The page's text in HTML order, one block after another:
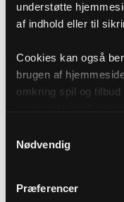
understøtte
af indhold eller til
Cookies kan også
brugen af
omkring spil og
af cookies under
vores Cookiepolitik,
Nødvendig
Præferencer